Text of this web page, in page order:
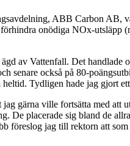
ABB Carbon AB,
onödiga NOx-
av Vattenfall. Det
senare också på 80-
Tydligen hade jag gjort
gärna ville fortsätta med
De placerade sig bland de
föreslog jag till rektorn att